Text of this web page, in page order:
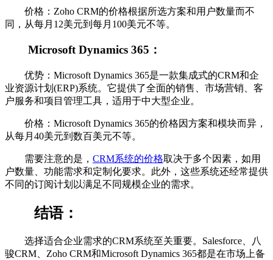
价格：Zoho CRM的价格根据所选方案和用户数量而不
同，从每月12美元到每月100美元不等。
Microsoft Dynamics 365：
优势：Microsoft Dynamics 365是一款集成式的CRM和企
业资源计划(ERP)系统。它提供了全面的销售、市场营销、客
户服务和项目管理工具，适用于中大型企业。
价格：Microsoft Dynamics 365的价格因方案和模块而异，
从每月40美元到数百美元不等。
需要注意的是， CRM系统的价格取决于多个因素，如用
户数量、功能需求和定制化要求。此外，这些系统还经常提供
不同的订阅计划以满足不同规模企业的需求。
结语：
选择适合企业需求的CRM系统至关重要。Salesforce、八
骏CRM、Zoho CRM和Microsoft Dynamics 365都是在市场上备